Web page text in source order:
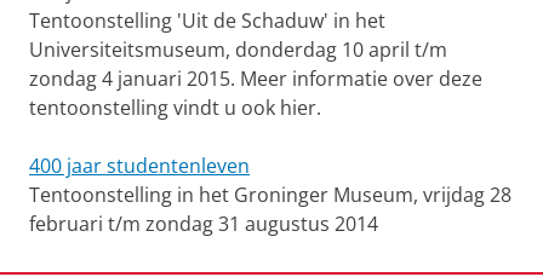
Tentoonstelling 'Uit de Schaduw' in het
Universiteitsmuseum, donderdag 10 april t/m
zondag 4 januari 2015. Meer informatie over deze
tentoonstelling vindt u ook hier.
400 jaar studentenleven
Tentoonstelling in het Groninger Museum, vrijdag 28
februari t/m zondag 31 augustus 2014